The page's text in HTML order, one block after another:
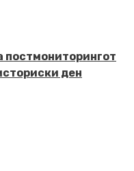
постмониторингот
ден